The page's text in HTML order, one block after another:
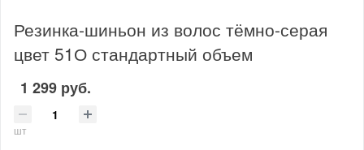
Резинка-шиньон из волос тёмно-серая
цвет 51О стандартный объем
1 299 руб.
шт